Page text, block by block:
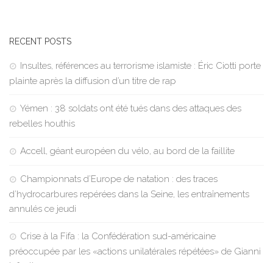
RECENT POSTS
Insultes, références au terrorisme islamiste : Éric Ciotti porte
plainte après la diffusion d’un titre de rap
Yémen : 38 soldats ont été tués dans des attaques des
rebelles houthis
Accell, géant européen du vélo, au bord de la faillite
Championnats d’Europe de natation : des traces
d’hydrocarbures repérées dans la Seine, les entraînements
annulés ce jeudi
Crise à la Fifa : la Confédération sud-américaine
préoccupée par les «actions unilatérales répétées» de Gianni